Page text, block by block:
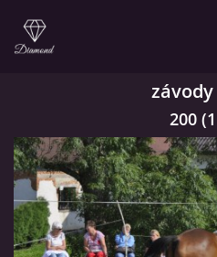
závody
200